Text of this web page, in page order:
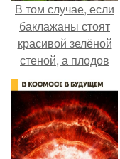
В том случае, если
баклажаны стоят
красивой зелёной
стеной, а плодов
почти не видно -
радоваться тут
нечему.